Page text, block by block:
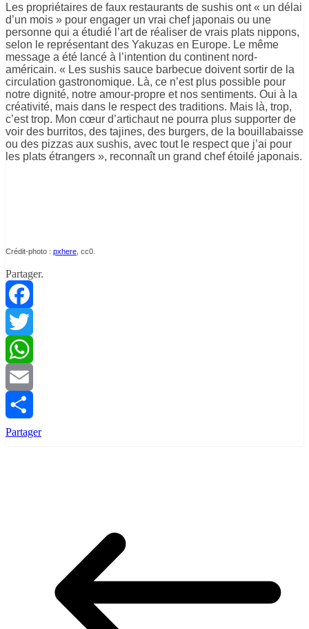
Les propriétaires de faux restaurants de sushis ont « un délai
d’un mois » pour engager un vrai chef japonais ou une
personne qui a étudié l’art de réaliser de vrais plats nippons,
selon le représentant des Yakuzas en Europe. Le même
message a été lancé à l’intention du continent nord-
américain. « Les sushis sauce barbecue doivent sortir de la
circulation gastronomique. Là, ce n’est plus possible pour
notre dignité, notre amour-propre et nos sentiments. Oui à la
créativité, mais dans le respect des traditions. Mais là, trop,
c’est trop. Mon cœur d’artichaut ne pourra plus supporter de
voir des burritos, des tajines, des burgers, de la bouillabaisse
ou des pizzas aux sushis, avec tout le respect que j’ai pour
les plats étrangers », reconnaît un grand chef étoilé japonais.
Crédit-photo : pxhere , cc0.
Partager.
Facebook
Twitter
WhatsApp
Email
Partager